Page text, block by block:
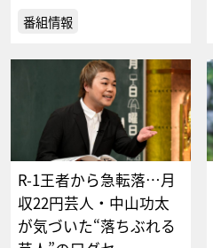
番組情報
R-1王者から急転落…月
収22円芸人・中山功太
が気づいた“落ちぶれる